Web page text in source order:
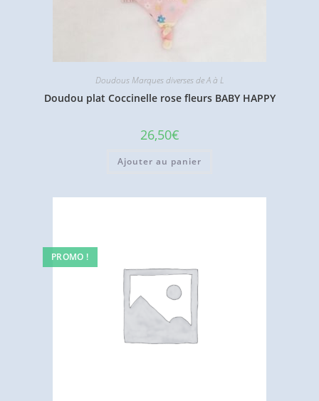
Doudous Marques diverses de A à L
Doudou plat Coccinelle rose fleurs BABY HAPPY
26,50€
Ajouter au panier
PROMO !